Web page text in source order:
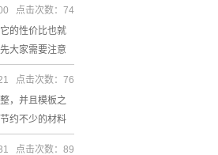
的性价比也就
大家需要注意
点击次数：74
，并且模板之
约不少的材料
点击次数：76
点击次数：89